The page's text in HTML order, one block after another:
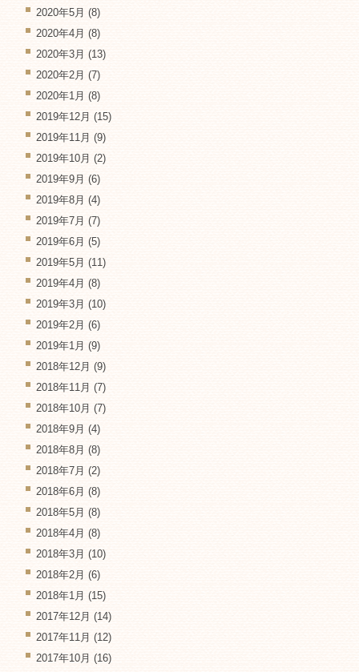
2020年5月 (8)
2020年4月 (8)
2020年3月 (13)
2020年2月 (7)
2020年1月 (8)
2019年12月 (15)
2019年11月 (9)
2019年10月 (2)
2019年9月 (6)
2019年8月 (4)
2019年7月 (7)
2019年6月 (5)
2019年5月 (11)
2019年4月 (8)
2019年3月 (10)
2019年2月 (6)
2019年1月 (9)
2018年12月 (9)
2018年11月 (7)
2018年10月 (7)
2018年9月 (4)
2018年8月 (8)
2018年7月 (2)
2018年6月 (8)
2018年5月 (8)
2018年4月 (8)
2018年3月 (10)
2018年2月 (6)
2018年1月 (15)
2017年12月 (14)
2017年11月 (12)
2017年10月 (16)